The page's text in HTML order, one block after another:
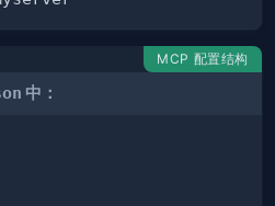
MCP 配置结构
中：